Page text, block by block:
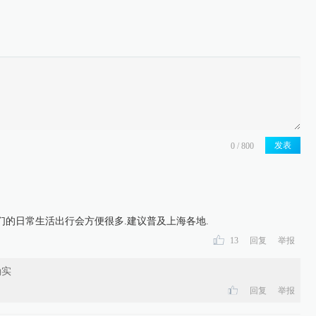
发表
的日常生活出行会方便很多.建议普及上海各地.
13 回复 举报
回复 举报